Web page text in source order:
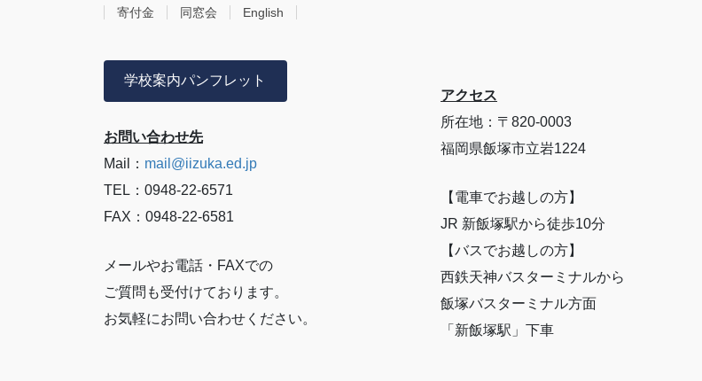
寄付金
同窓会 English
学校案内パンフレット
お問い合わせ先
Mail： mail@iizuka.ed.jp
TEL：0948-22-6571
FAX：0948-22-6581
メールやお電話・FAXでの
ご質問も受付けております。
お気軽にお問い合わせください。
アクセス
所在地：〒820-0003
福岡県飯塚市立岩1224
【電車でお越しの方】
JR 新飯塚駅から徒歩10分
【バスでお越しの方】
西鉄天神バスターミナルから
飯塚バスターミナル方面
「新飯塚駅」下車